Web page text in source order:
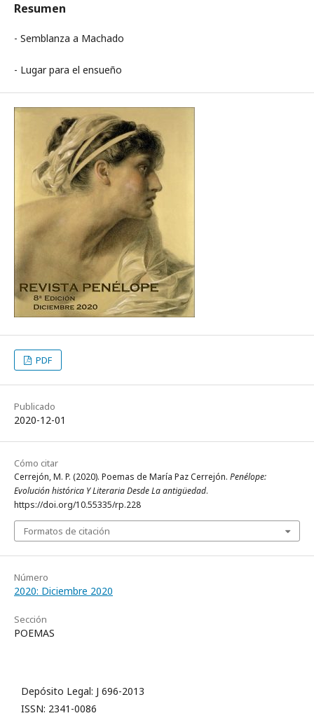
Resumen
- Semblanza a Machado
- Lugar para el ensueño
PDF
Publicado
2020-12-01
Cómo citar
Cerrejón, M. P. (2020). Poemas de María Paz Cerrejón. Penélope:
Evolución histórica Y Literaria Desde La antigüedad.
https://doi.org/10.55335/rp.228
Formatos de citación
Número
2020: Diciembre 2020
Sección
POEMAS
Depósito Legal: J 696-2013
ISSN: 2341-0086